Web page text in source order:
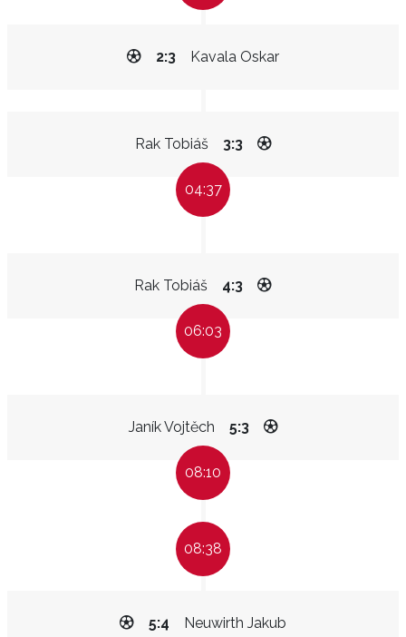
Kavala Oskar
2:3
Rak Tobiáš 3:3
04:37
Rak Tobiáš 4:3
06:03
Janík Vojtěch 5:3
08:10
08:38
Neuwirth Jakub
5:4